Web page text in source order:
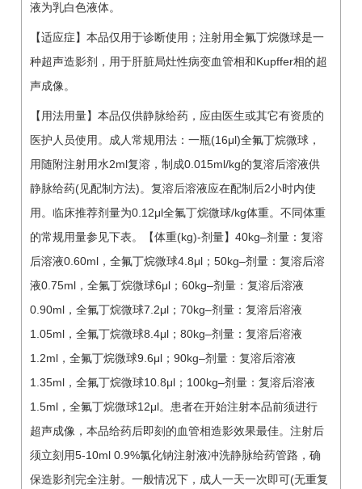
液为乳白色液体。
【适应症】本品仅用于诊断使用；注射用全氟丁烷微球是一
种超声造影剂，用于肝脏局灶性病变血管相和Kupffer相的超
声成像。
【用法用量】本品仅供静脉给药，应由医生或其它有资质的
医护人员使用。成人常规用法：一瓶(16μl)全氟丁烷微球，
用随附注射用水2ml复溶，制成0.015ml/kg的复溶后溶液供
静脉给药(见配制方法)。复溶后溶液应在配制后2小时内使
用。临床推荐剂量为0.12μl全氟丁烷微球/kg体重。不同体重
的常规用量参见下表。【体重(kg)-剂量】40kg–剂量：复溶
后溶液0.60ml，全氟丁烷微球4.8μl；50kg–剂量：复溶后溶
液0.75ml，全氟丁烷微球6μl；60kg–剂量：复溶后溶液
0.90ml，全氟丁烷微球7.2μl；70kg–剂量：复溶后溶液
1.05ml，全氟丁烷微球8.4μl；80kg–剂量：复溶后溶液
1.2ml，全氟丁烷微球9.6μl；90kg–剂量：复溶后溶液
1.35ml，全氟丁烷微球10.8μl；100kg–剂量：复溶后溶液
1.5ml，全氟丁烷微球12μl。患者在开始注射本品前须进行
超声成像，本品给药后即刻的血管相造影效果最佳。注射后
须立刻用5-10ml 0.9%氯化钠注射液冲洗静脉给药管路，确
保造影剂完全注射。一般情况下，成人一天一次即可(无重复